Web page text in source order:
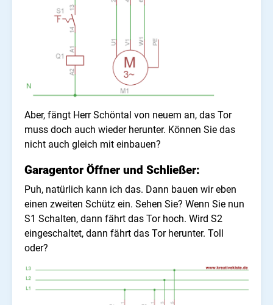
Aber, fängt Herr Schöntal von neuem an, das Tor
muss doch auch wieder herunter. Können Sie das
nicht auch gleich mit einbauen?
Garagentor Öffner und Schließer:
Puh, natürlich kann ich das. Dann bauen wir eben
einen zweiten Schütz ein. Sehen Sie? Wenn Sie nun
S1 Schalten, dann fährt das Tor hoch. Wird S2
eingeschaltet, dann fährt das Tor herunter. Toll
oder?